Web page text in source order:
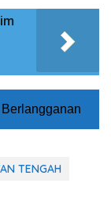
Berlangganan
TENGAH